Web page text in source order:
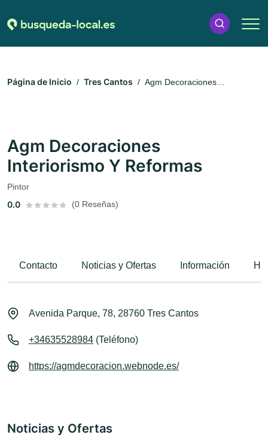
Página de Inicio Tres Cantos
Agm Decoraciones
Agm Decoraciones
Interiorismo Y Reformas
Pintor
0.0 (0 Reseñas)
Contacto Noticias y Ofertas Información
Avenida Parque, 78, 28760 Tres Cantos
+34635528984 (Teléfono)
https://agmdecoracion.webnode.es/
Noticias y Ofertas